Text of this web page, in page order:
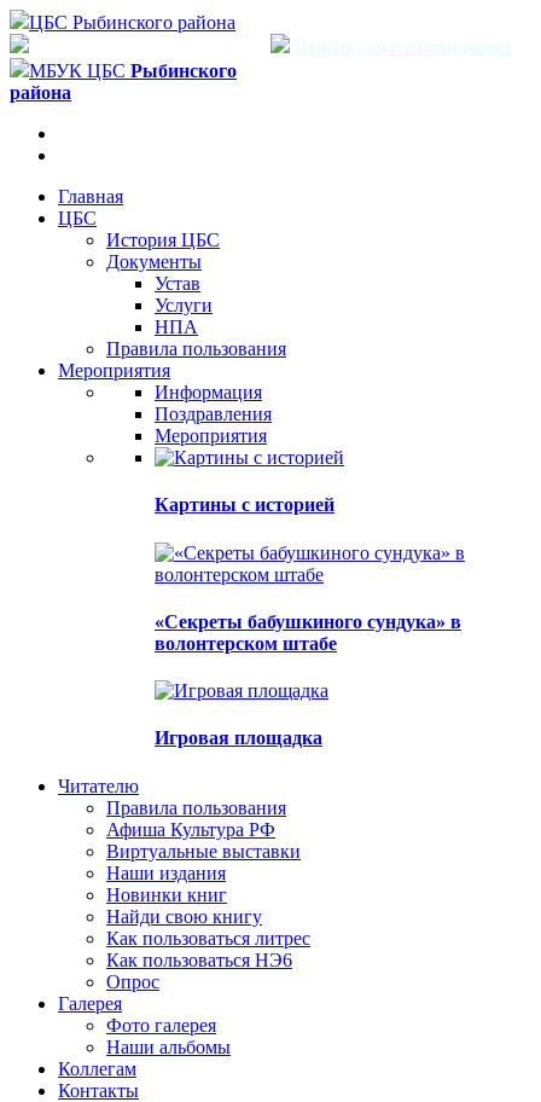
ЦБС Рыбинского района
Версия для слабовидящих
МБУК ЦБС Рыбинского
района
Главная
ЦБС
История ЦБС
Документы
Устав
Услуги
НПА
Правила пользования
Мероприятия
Информация
Поздравления
Мероприятия
Картины с историей
«Секреты бабушкиного сундука» в
волонтерском штабе
Игровая площадка
Читателю
Правила пользования
Афиша Культура РФ
Виртуальные выставки
Наши издания
Новинки книг
Найди свою книгу
Как пользоваться литрес
Как пользоваться НЭ6
Опрос
Галерея
Фото галерея
Наши альбомы
Коллегам
Контакты